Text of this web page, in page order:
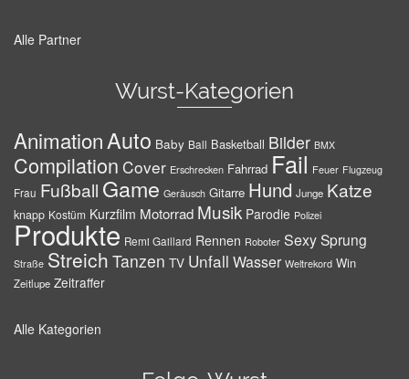
Alle Partner
Wurst-Kategorien
AnimationAuto Baby Ball Basketball Bilder BMX
Compilation Cover Erschrecken Fahrrad Fail Feuer Flugzeug
Frau Fußball Game Geräusch Gitarre Hund Junge Katze
knapp Kostüm Kurzfilm Motorrad Musik Parodie Polizei
Produkte Remi Gaillard Rennen Roboter SexySprung
Straße Streich Tanzen TV Unfall Wasser Weltrekord Win
Zeitlupe Zeitraffer
Alle Kategorien